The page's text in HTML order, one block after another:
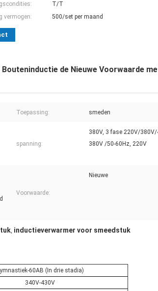
T/T
vermogen:
500/set per maand
de Nieuwe Voorwaarde
Toepassing: smeden
spanning:
380V, 3 fase 220V/380V/
380V /50-60Hz, 220V
Voorwaarde:
Nieuwe
, inductieverwarmer voor smeedstuk
60AB (In drie stadia)
340V-430V